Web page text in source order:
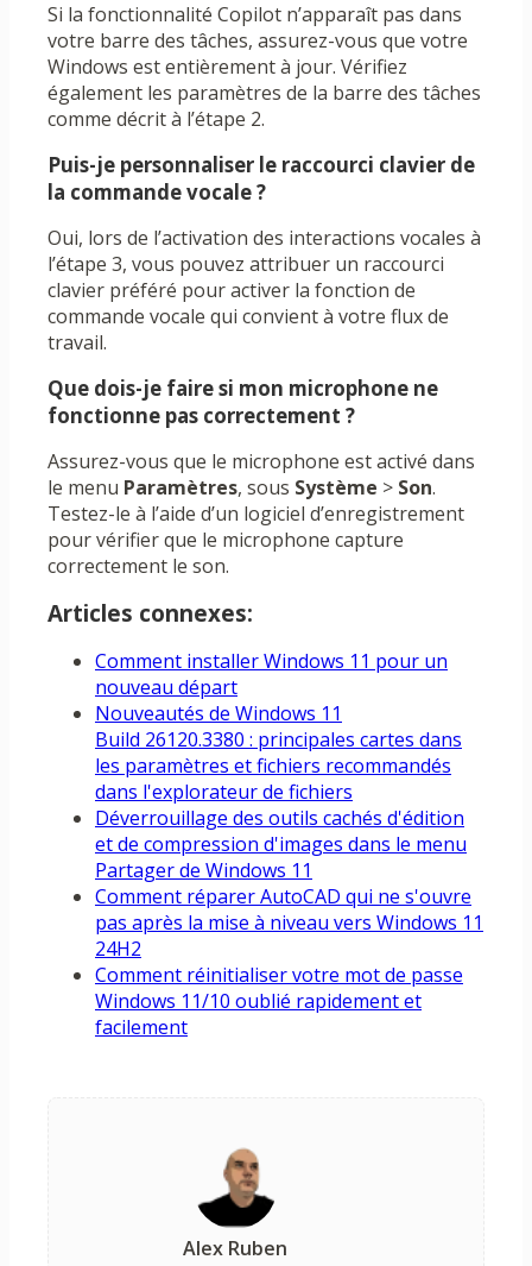
Si la fonctionnalité Copilot n’apparaît pas dans
votre barre des tâches, assurez-vous que votre
Windows est entièrement à jour. Vérifiez
également les paramètres de la barre des tâches
comme décrit à l’étape 2.
Puis-je personnaliser le raccourci clavier de
la commande vocale ?
Oui, lors de l’activation des interactions vocales à
l’étape 3, vous pouvez attribuer un raccourci
clavier préféré pour activer la fonction de
commande vocale qui convient à votre flux de
travail.
Que dois-je faire si mon microphone ne
fonctionne pas correctement ?
Assurez-vous que le microphone est activé dans
le menu Paramètres, sous Système > Son.
Testez-le à l’aide d’un logiciel d’enregistrement
pour vérifier que le microphone capture
correctement le son.
Articles connexes:
Comment installer Windows 11 pour un
nouveau départ
Nouveautés de Windows 11
Build 26120.3380 : principales cartes dans
les paramètres et fichiers recommandés
dans l'explorateur de fichiers
Déverrouillage des outils cachés d'édition
et de compression d'images dans le menu
Partager de Windows 11
Comment réparer AutoCAD qui ne s'ouvre
pas après la mise à niveau vers Windows 11
24H2
Comment réinitialiser votre mot de passe
Windows 11/10 oublié rapidement et
facilement
Alex Ruben